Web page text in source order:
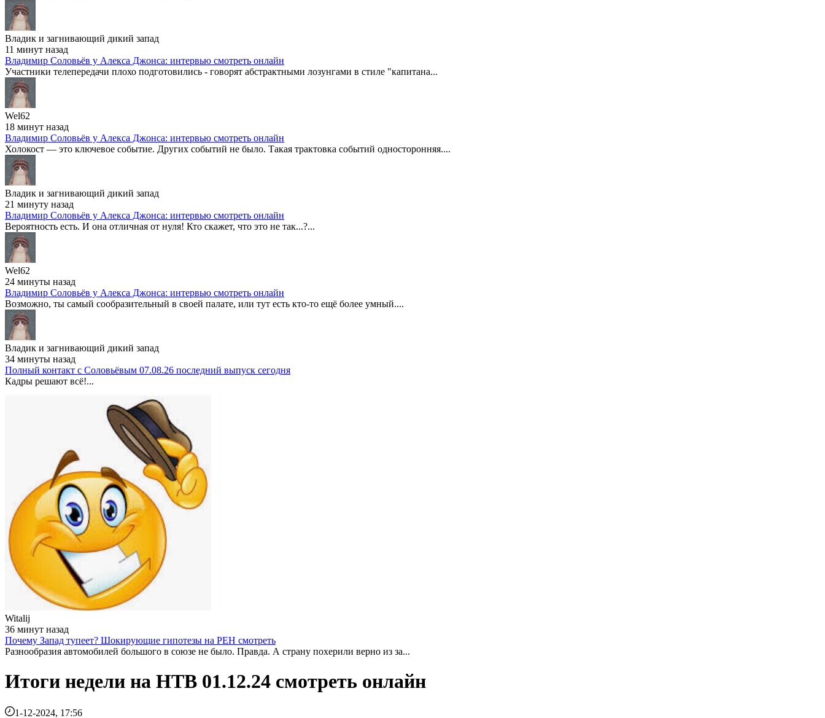
Владик и загнивающий дикий запад
11 минут назад
Владимир Соловьёв у Алекса Джонса: интервью смотреть онлайн
Участники телепередачи плохо подготовились - говорят абстрактными лозунгами в стиле "капитана...
Wel62
18 минут назад
Владимир Соловьёв у Алекса Джонса: интервью смотреть онлайн
Холокост — это ключевое событие. Других событий не было. Такая трактовка событий односторонняя....
Владик и загнивающий дикий запад
21 минуту назад
Владимир Соловьёв у Алекса Джонса: интервью смотреть онлайн
Вероятность есть. И она отличная от нуля! Кто скажет, что это не так...?...
Wel62
24 минуты назад
Владимир Соловьёв у Алекса Джонса: интервью смотреть онлайн
Возможно, ты самый сообразительный в своей палате, или тут есть кто-то ещё более умный....
Владик и загнивающий дикий запад
34 минуты назад
Полный контакт с Соловьёвым 07.08.26 последний выпуск сегодня
Кадры решают всё!...
Witalij
36 минут назад
Почему Запад тупеет? Шокирующие гипотезы на РЕН смотреть
Разнообразия автомобилей большого в союзе не было. Правда. А страну похерили верно из за...
Итоги недели на НТВ 01.12.24 смотреть онлайн
1-12-2024, 17:56